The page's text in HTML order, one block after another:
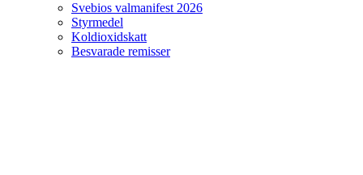
Svebios valmanifest 2026
Styrmedel
Koldioxidskatt
Besvarade remisser